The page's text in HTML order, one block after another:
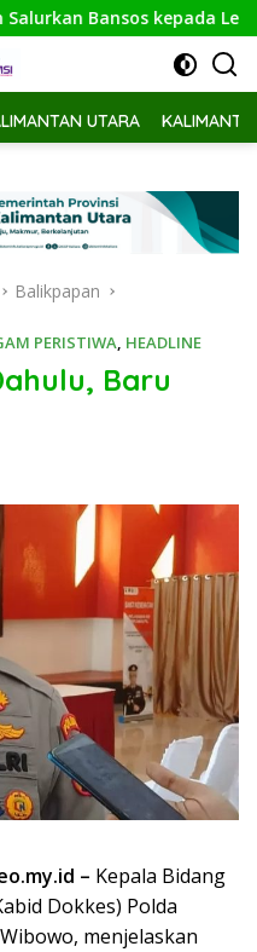
kepada Lebih dari 18 Juta
UTARA
Balikpapan
PERISTIWA, HEADLINE
Baru
– Kepala Bidang
Dokkes) Polda
menjelaskan